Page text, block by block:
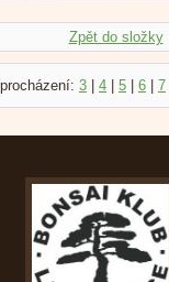
Zpět do složky
3 4 5 6 7